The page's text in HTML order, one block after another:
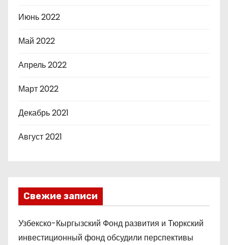
Июнь 2022
Май 2022
Апрель 2022
Март 2022
Декабрь 2021
Август 2021
Свежие записи
Узбекско-Кыргызский Фонд развития и Тюркский
инвестиционный фонд обсудили перспективы